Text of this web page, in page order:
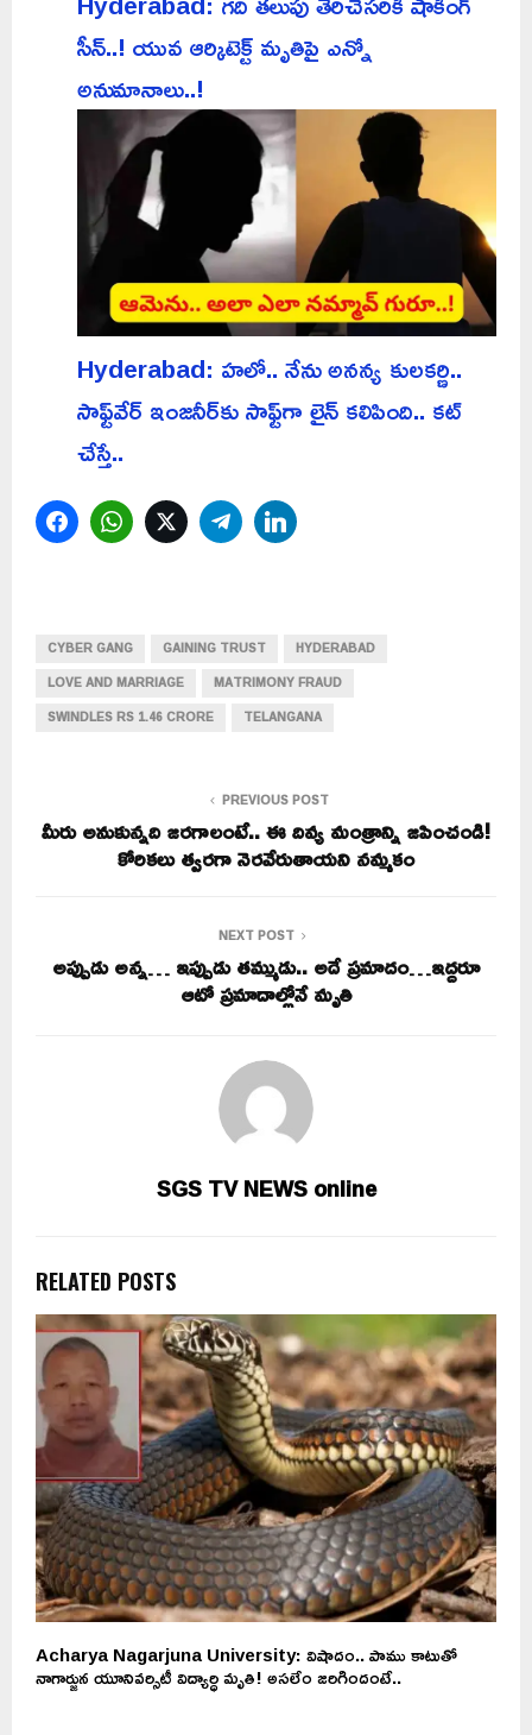
సీన్..! యువ ఆర్కిటెక్ట్ మృతిపై ఎన్నో
అనుమానాలు..!
Hyderabad: హలో.. నేను అనన్య కులకర్ణి..
సాఫ్ట్‌వేర్ ఇంజనీర్‌కు సాఫ్ట్‌గా లైన్ కలిపింది.. కట్
చేస్తే..
FacebookWhatsAppTwitterTelegram
CYBER GANG GAINING TRUST
HYDERABAD
LOVE AND MARRIAGE
MATRIMONY FRAUD
SWINDLES RS 1.46 CRORE
TELANGANA
PREVIOUS POST
మీరు అనుకున్నది జరగాలంటే.. ఈ దివ్య మంత్రాన్ని జపించండి!
కోరికలు త్వరగా నెరవేరుతాయని నమ్మకం
NEXT POST
అప్పుడు అన్న… ఇప్పుడు తమ్ముడు.. అదే ప్రమాదం…ఇద్దరూ
ఆటో ప్రమాదాల్లోనే మృతి
SGS TV NEWS online
RELATED POSTS
Acharya Nagarjuna University: విషాదం.. పాము కాటుతో
నాగార్జున యూనివర్సిటీ విద్యార్ధి మృతి! అసలేం జరిగిందంటే..